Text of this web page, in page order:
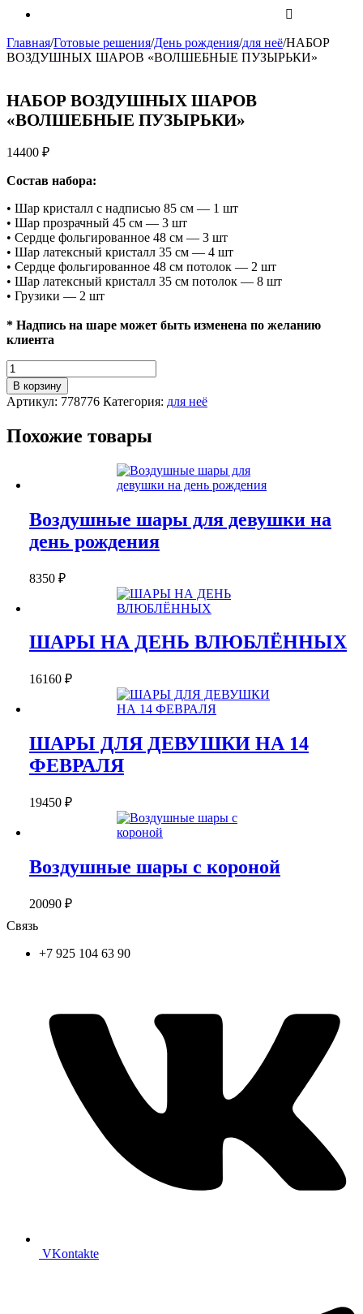
Главная/Готовые решения/День рождения/для неё/НАБОР
ВОЗДУШНЫХ ШАРОВ «ВОЛШЕБНЫЕ ПУЗЫРЬКИ»
НАБОР ВОЗДУШНЫХ ШАРОВ
«ВОЛШЕБНЫЕ ПУЗЫРЬКИ»
14400 ₽
Состав набора:
• Шар кристалл с надписью 85 см — 1 шт
• Шар прозрачный 45 см — 3 шт
• Сердце фольгированное 48 см — 3 шт
• Шар латексный кристалл 35 см — 4 шт
• Сердце фольгированное 48 см потолок — 2 шт
• Шар латексный кристалл 35 см потолок — 8 шт
• Грузики — 2 шт
* Надпись на шаре может быть изменена по желанию
клиента
Количество
НАБОР
ВОЗДУШНЫХ
ШАРОВ
ПУЗЫРЬКИ"
В корзину
Артикул: 778776 Категория: для неё
Похожие товары
Воздушные шары для девушки на
день рождения
8350 ₽
ШАРЫ НА ДЕНЬ ВЛЮБЛЁННЫХ
16160 ₽
ШАРЫ ДЛЯ ДЕВУШКИ НА 14
ФЕВРАЛЯ
19450 ₽
Воздушные шары с короной
20090 ₽
Связь
+7 925 104 63 90
VKontakte